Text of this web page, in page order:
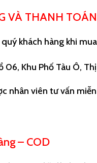
VÀ THANH
khách hàng khi
06, Khu Phố Tàu Ô,
nhân viên tư vấn
– COD